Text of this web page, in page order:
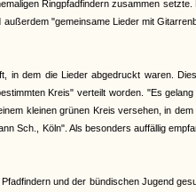
Ringpfadfindern zusammen
"gemeinsame Lieder mit
in dem die Lieder abgedruckt waren.
Kreis" verteilt worden. "Es
kleinen grünen Kreis versehen, in
Sch., Köln". Als besonders auffällig
und der bündischen Jugend